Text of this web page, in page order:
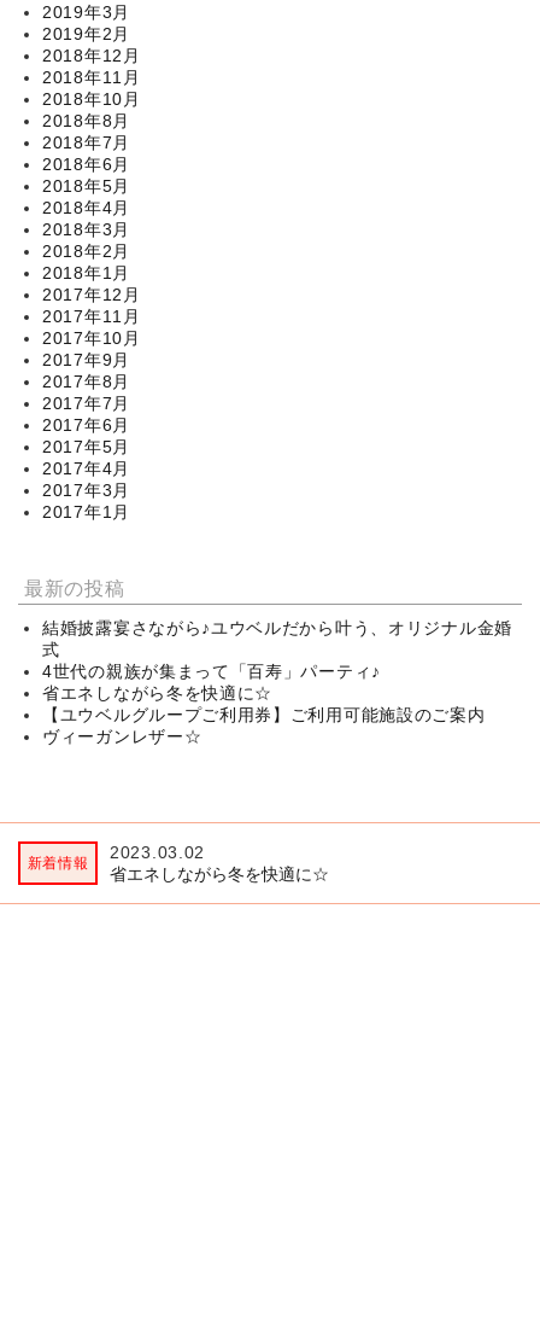
2019年3月
2019年2月
2018年12月
2018年11月
2018年10月
2018年8月
2018年7月
2018年6月
2018年5月
2018年4月
2018年3月
2018年2月
2018年1月
2017年12月
2017年11月
2017年10月
2017年9月
2017年8月
2017年7月
2017年6月
2017年5月
2017年4月
2017年3月
2017年1月
最新の投稿
結婚披露宴さながら♪ユウベルだから叶う、オリジナル金婚
式
4世代の親族が集まって「百寿」パーティ♪
省エネしながら冬を快適に☆
【ユウベルグループご利用券】ご利用可能施設のご案内
ヴィーガンレザー☆
2023.03.02
省エネしながら冬を快適に☆